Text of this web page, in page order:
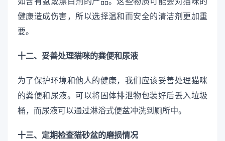
健康造成伤害，所以选择温和而安全的清洁剂更加重
要。
十二、妥善处理猫咪的粪便和尿液
为了保护环境和他人的健康，我们应该妥善处理猫咪
的粪便和尿液。可以将固体排泄物包装好后丢入垃圾
桶，而尿液可以通过淋浴式便盆冲洗到厕所中。
十三、定期检查猫砂盆的磨损情况